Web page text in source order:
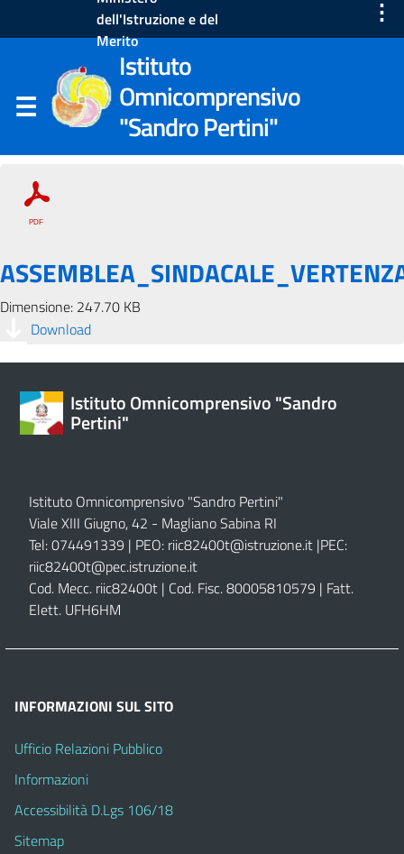
dell'Istruzione e del
Merito
⋮
Istituto
Omnicomprensivo
"Sandro Pertini"
Dimensione: 247.70 KB
Download
Istituto Omnicomprensivo "Sandro
Pertini"
Istituto Omnicomprensivo "Sandro Pertini"
Viale XIII Giugno, 42 - Magliano Sabina RI
Tel: 074491339 | PEO: riic82400t@istruzione.it |PEC:
riic82400t@pec.istruzione.it
Cod. Mecc. riic82400t | Cod. Fisc. 80005810579 | Fatt.
Elett. UFH6HM
INFORMAZIONI SUL SITO
Ufficio Relazioni Pubblico
Informazioni
Accessibilità D.Lgs 106/18
Sitemap